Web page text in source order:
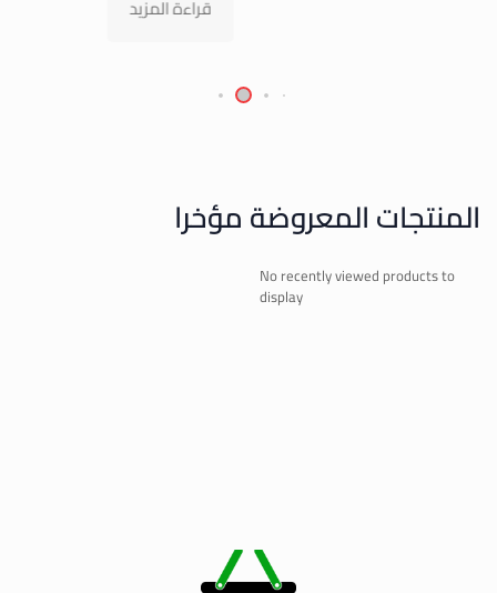
إضافة إلى السلة
المنتجات المعروضة مؤخرا
No recently viewed products to
display